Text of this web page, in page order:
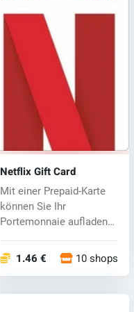
Netflix Gift Card
Mit einer Prepaid-Karte
können Sie Ihr
Portemonnaie aufladen
1.46 € 10 shops